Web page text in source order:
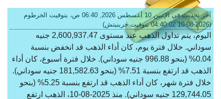
آخر تحديث في الإثنين 10 أغسطس 2026, 06:40 ص، بتوقيت الخرطوم
(2026-08-10 04:40:02 بتوقيت جرينيتش)
اليوم، يتم تداول الذهب عند مستوى 2,600,937.47 جنيه
سوداني. خلال فترة يوم، كان أداء الذهب قد انخفض بنسبة
0.04% (بنحو 996.88 جنيه سوداني). خلال فترة أسبوع، كان أداء
الذهب قد ارتفع بنسبة 7.51% (بنحو 181,582.63 جنيه سوداني).
خلال فترة شهر، كان أداء الذهب قد ارتفع بنسبة 5.25% (بنحو
129,744.05 جنيه سوداني). منذ 2025-08-10، الذهب ارتفع